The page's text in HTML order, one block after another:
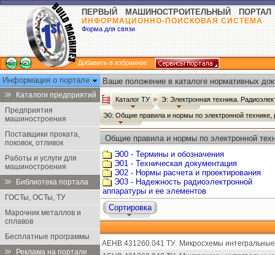
ПЕРВЫЙ МАШИНОСТРОИТЕЛЬНЫЙ ПОРТАЛ
ИНФОРМАЦИОННО-ПОИСКОВАЯ СИСТЕМА
Форма для связи
Добавить в избранное
Информация о портале
Каталоги предприятий
Предприятия
машиностроения
Поставщики проката,
поковок, отливок
Работы и услуги для
машиностроения
Библиотека портала
ГОСТы, ОСТы, ТУ
Марочник металлов и
сплавов
Бесплатные программы
Реклама на портале
Ваше положение в каталоге нормативных
Каталог ТУ Э: Электронная техника.
Э0: Общие правила и нормы по электронной технике,
Общие правила и нормы по электронной
Э00 - Термины и обозначения
Э01 - Техническая документация
Э02 - Нормы расчета и проектирования
Э03 - Надежность радиоэлектронной
аппаратуры и ее элементов
Сортировка
АЕНВ.431260.041 ТУ Микросхемы